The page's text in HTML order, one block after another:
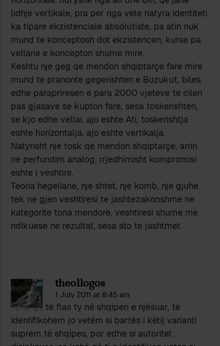
lidhje vertikale, pra per nga vete natyra identiteti
ka tipare ekzistenciale absolutiste, pa atin nuk
mund te konceptosh dot ekzistencen, kurse pa
vellane e koncepton shume mire.
Keshtu nje geg qe mendon shqiptarçe fare mire
mund te pranonte gegerishten e Buzukut, biles
edhe parapriresen e para 2000 vjeteve te cilen
pas gjasave se kupton fare, sesa toskerishten,
se kjo edhe vellai, ajo eshte Ati, toskerishtja
eshte horizontalja, ajo eshte vertikalja.
Natyrisht nje tosk qe mendon shqiptarçe, arrin
ne perfundim analog, rrjedhimisht kompromisi
eshte i veshtire.
Teoria hegeliane, nje shtet, nje komb, nje gjuhe
tek ne gjen veshtiresi te jashtezakonshme ne
kategorite tona mendore, veshtiresi shume me
ndikuese ne rezultat, sesa ato te jashtmet.
theollogos
1 July 2011 at 8:45 am
“Unë që të flas ty në shqipen e njësuar, të
identifikohem jo vetëm si bartës i këtij varianti
suprem të shqipes, por edhe si autoritet